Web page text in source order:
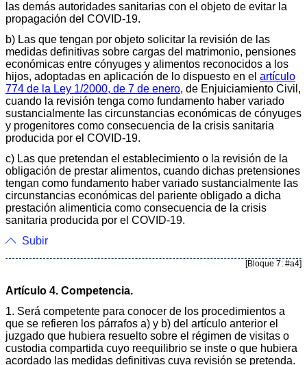
las demás autoridades sanitarias con el objeto de evitar la
propagación del COVID-19.
b) Las que tengan por objeto solicitar la revisión de las
medidas definitivas sobre cargas del matrimonio, pensiones
económicas entre cónyuges y alimentos reconocidos a los
hijos, adoptadas en aplicación de lo dispuesto en el artículo
774 de la Ley 1/2000, de 7 de enero, de Enjuiciamiento Civil,
cuando la revisión tenga como fundamento haber variado
sustancialmente las circunstancias económicas de cónyuges
y progenitores como consecuencia de la crisis sanitaria
producida por el COVID-19.
c) Las que pretendan el establecimiento o la revisión de la
obligación de prestar alimentos, cuando dichas pretensiones
tengan como fundamento haber variado sustancialmente las
circunstancias económicas del pariente obligado a dicha
prestación alimenticia como consecuencia de la crisis
sanitaria producida por el COVID-19.
Subir
[Bloque 7: #a4]
Artículo 4. Competencia.
1. Será competente para conocer de los procedimientos a
que se refieren los párrafos a) y b) del artículo anterior el
juzgado que hubiera resuelto sobre el régimen de visitas o
custodia compartida cuyo reequilibrio se inste o que hubiera
acordado las medidas definitivas cuya revisión se pretenda.